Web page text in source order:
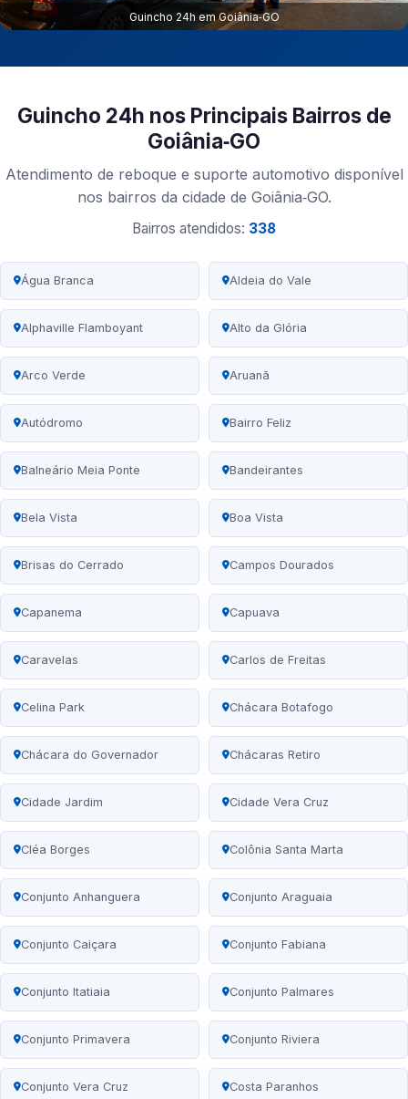
Guincho 24h em Goiânia‑GO
Guincho 24h nos Principais Bairros de
Goiânia‑GO
Atendimento de reboque e suporte automotivo disponível
nos bairros da cidade de Goiânia‑GO.
Bairros atendidos: 338
Água Branca Aldeia do Vale
Alphaville Flamboyant Alto da Glória
Arco Verde Aruanã
Autódromo Bairro Feliz
Balneário Meia Ponte Bandeirantes
Bela Vista Boa Vista
Brisas do Cerrado Campos Dourados
Capanema Capuava
Caravelas Carlos de Freitas
Celina Park Chácara Botafogo
Chácara do Governador Chácaras Retiro
Cidade Jardim Cidade Vera Cruz
Cléa Borges Colônia Santa Marta
Conjunto Anhanguera Conjunto Araguaia
Conjunto Caiçara Conjunto Fabiana
Conjunto Itatiaia Conjunto Palmares
Conjunto Primavera Conjunto Riviera
Conjunto Vera Cruz Costa Paranhos